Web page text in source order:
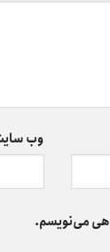
وب‌
می‌نویسم.